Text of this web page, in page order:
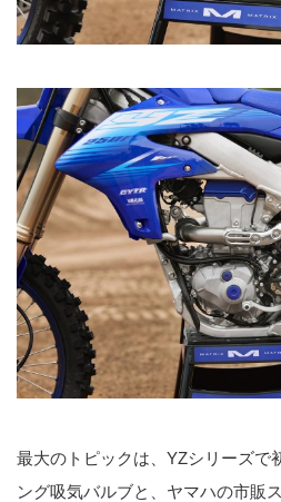
最大のトピックは、YZシリーズで
ング吸気バルブと、ヤマハの市販